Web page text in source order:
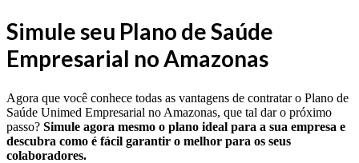
Simule seu Plano de Saúde
Empresarial no Amazonas
Agora que você conhece todas as vantagens de contratar o Plano de
Saúde Unimed Empresarial no Amazonas, que tal dar o próximo
passo? Simule agora mesmo o plano ideal para a sua empresa e
descubra como é fácil garantir o melhor para os seus
colaboradores.